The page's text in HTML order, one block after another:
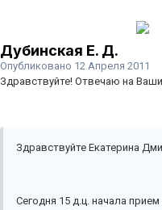
Дубинская Е. Д.
Опубликовано 12 Апреля 2011
Здравствуйте! Отвечаю на
Здравствуйте Екатерина
Сегодня 15 д.ц. начала